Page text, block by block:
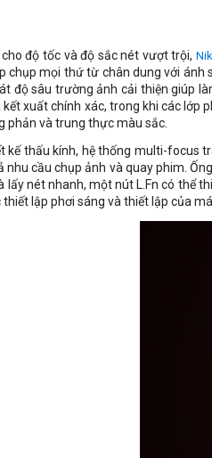
độ tốc và độ sắc nét vượt trội,
chụp mọi thứ từ chân dung với ánh
độ sâu trường ảnh cải thiện giúp
kết xuất chính xác, trong khi các lớp
phản và trung thực màu sắc.
kế thấu kính, hệ thống multi-focus
nhu cầu chụp ảnh và quay phim.
lấy nét nhanh, một nút L.Fn có thể
lập phơi sáng và thiết lập của